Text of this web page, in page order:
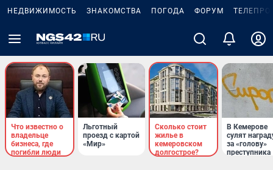
НЕДВИЖИМОСТЬ ЗНАКОМСТВА ПОГОДА ФОРУМ
Что известно о
владельце
бизнеса, где
погибли люди
Льготный
проезд с картой
«Мир»
Сколько стоит
жилье в
кемеровском
долгострое?
В Кемерове
сулят
за «голову»
преступника